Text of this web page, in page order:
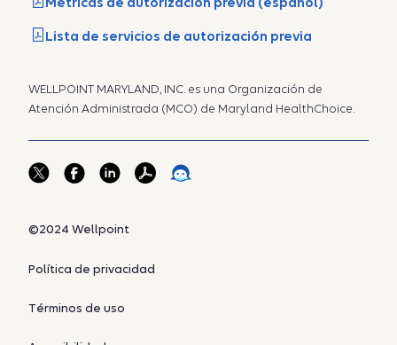
Lista de servicios de autorización previa
WELLPOINT MARYLAND, INC. es una Organización de
Atención Administrada (MCO) de Maryland HealthChoice.
©2024 Wellpoint
Política de privacidad
Términos de uso